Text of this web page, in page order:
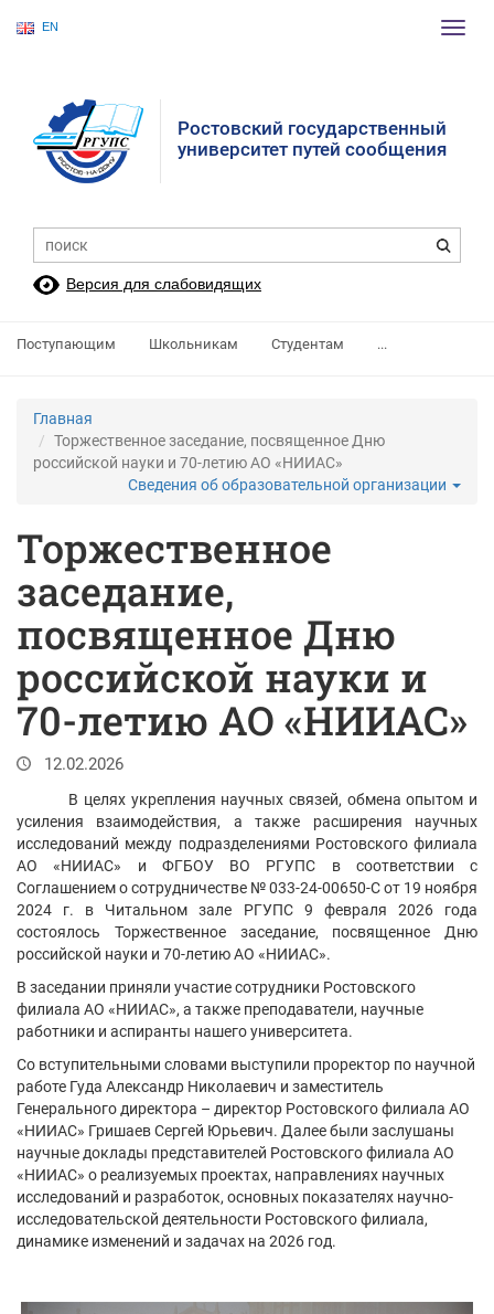
EN
Ростовский государственный
университет путей сообщения
Версия для слабовидящих
Поступающим Школьникам Студентам ...
Главная
Торжественное заседание, посвященное Дню
российской науки и 70-летию АО «НИИАС»
Сведения об образовательной организации
Торжественное
заседание,
посвященное Дню
российской науки и
70-летию АО «НИИАС»
12.02.2026
В целях укрепления научных связей, обмена опытом и
усиления взаимодействия, а также расширения научных
исследований между подразделениями Ростовского филиала
АО «НИИАС» и ФГБОУ ВО РГУПС в соответствии с
Соглашением о сотрудничестве № 033-24-00650-С от 19 ноября
2024 г. в Читальном зале РГУПС 9 февраля 2026 года
состоялось Торжественное заседание, посвященное Дню
российской науки и 70-летию АО «НИИАС».
В заседании приняли участие сотрудники Ростовского
филиала АО «НИИАС», а также преподаватели, научные
работники и аспиранты нашего университета.
Со вступительными словами выступили проректор по научной
работе Гуда Александр Николаевич и заместитель
Генерального директора – директор Ростовского филиала АО
«НИИАС» Гришаев Сергей Юрьевич. Далее были заслушаны
научные доклады представителей Ростовского филиала АО
«НИИАС» о реализуемых проектах, направлениях научных
исследований и разработок, основных показателях научно-
исследовательской деятельности Ростовского филиала,
динамике изменений и задачах на 2026 год.